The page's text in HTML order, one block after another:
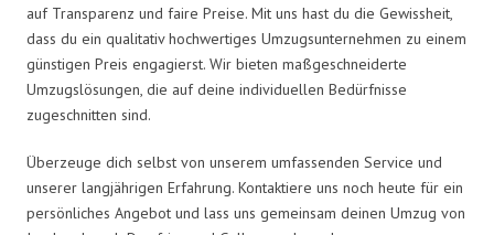
auf Transparenz und faire Preise. Mit uns hast du die Gewissheit,
dass du ein qualitativ hochwertiges Umzugsunternehmen zu einem
günstigen Preis engagierst. Wir bieten maßgeschneiderte
Umzugslösungen, die auf deine individuellen Bedürfnisse
zugeschnitten sind.
Überzeuge dich selbst von unserem umfassenden Service und
unserer langjährigen Erfahrung. Kontaktiere uns noch heute für ein
persönliches Angebot und lass uns gemeinsam deinen Umzug von